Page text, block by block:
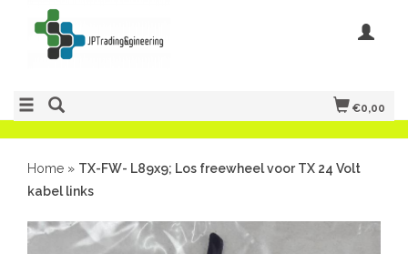
€0,00
Home » TX-FW- L89x9; Los freewheel voor TX 24 Volt
kabel links